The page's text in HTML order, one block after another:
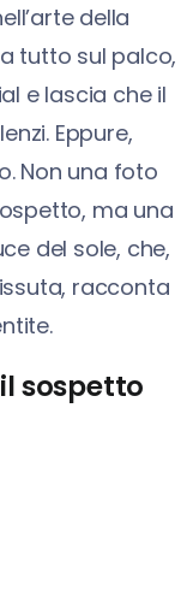
della
tutto sul palco,
e lascia che il
Eppure,
Non una foto
ma una
del sole, che,
racconta
sospetto